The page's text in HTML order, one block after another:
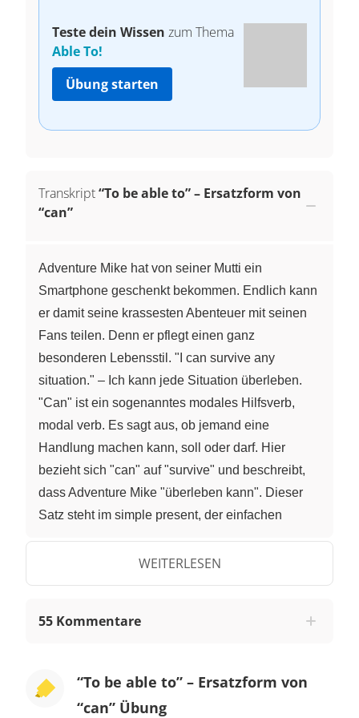
Teste dein Wissen zum Thema
Able To!
Übung starten
Transkript“To be able to” – Ersatzform von
“can”
Adventure Mike hat von seiner Mutti ein
Smartphone geschenkt bekommen. Endlich kann
er damit seine krassesten Abenteuer mit seinen
Fans teilen. Denn er pflegt einen ganz
besonderen Lebensstil. "I can survive any
situation." – Ich kann jede Situation überleben.
"Can" ist ein sogenanntes modales Hilfsverb,
modal verb. Es sagt aus, ob jemand eine
Handlung machen kann, soll oder darf. Hier
bezieht sich "can" auf "survive" und beschreibt,
dass Adventure Mike "überleben kann". Dieser
Satz steht im simple present, der einfachen
eine simple present Form. "Can" ist dabei eine
Ausnahme: Seine simple past-Form ist "could". "I
Situation überleben. Es gibt aber noch eine
be able to. "I am able to survive any situation." –
WEITERLESEN
55 Kommentare
“To be able to” – Ersatzform von
“can” Übung